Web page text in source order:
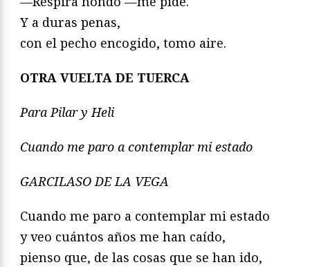
Y a duras penas,
con el pecho encogido, tomo aire.
OTRA VUELTA DE TUERCA
Para Pilar y Heli
Cuando me paro a contemplar mi estado
GARCILASO DE LA VEGA
Cuando me paro a contemplar mi estado
y veo cuántos años me han caído,
pienso que, de las cosas que se han ido,